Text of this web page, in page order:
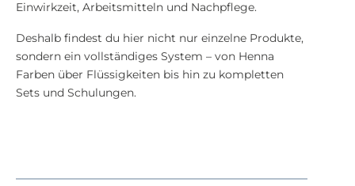
Einwirkzeit, Arbeitsmitteln und Nachpflege.
Deshalb findest du hier nicht nur einzelne Produkte,
sondern ein vollständiges System – von Henna
Farben über Flüssigkeiten bis hin zu kompletten
Sets und Schulungen.